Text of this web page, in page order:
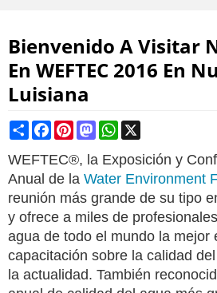
Bienvenido A Visitar
En WEFTEC 2016 En
Luisiana
ShareFacebook
PinterestMastodonWhatsApp
WEFTEC®, la Exposición y
Anual de la Water Environment
reunión más grande de su tipo
y ofrece a miles de
agua de todo el mundo la mejor
capacitación sobre la calidad
la actualidad. También